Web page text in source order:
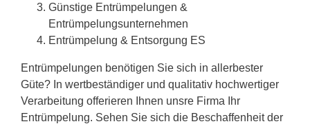
Günstige Entrümpelungen &
Entrümpelungsunternehmen
Entrümpelung & Entsorgung ES
Entrümpelungen benötigen Sie sich in allerbester
Güte? In wertbeständiger und qualitativ hochwertiger
Verarbeitung offerieren Ihnen unsre Firma Ihr
Entrümpelung. Sehen Sie sich die Beschaffenheit der